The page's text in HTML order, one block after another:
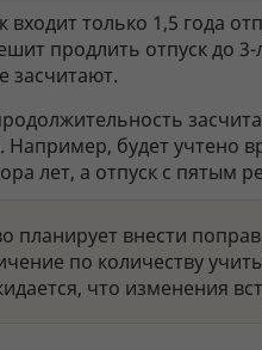
входит только 1,5 года
продлить отпуск до 3-
засчитают.
Например, будет учтено
лет, а отпуск с пятым
планирует внести
по количеству
что изменения